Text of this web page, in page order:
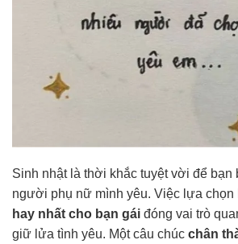
Sinh nhật là thời khắc tuyệt vời để bạn
người phụ nữ mình yêu. Việc lựa chọn
hay nhất cho bạn gái đóng vai trò
giữ lửa tình yêu. Một câu chúc chân